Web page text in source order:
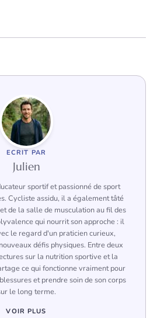
ECRIT PAR
Julien
sportif et passionné de sport
Cycliste assidu, il a également tâté
de la salle de musculation au fil des
qui nourrit son approche : il
le regard d'un praticien curieux,
défis physiques. Entre deux
sur la nutrition sportive et la
ce qui fonctionne vraiment pour
et prendre soin de son corps
le long terme.
VOIR PLUS